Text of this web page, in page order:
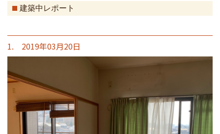
建築中レポート
1. 2019年03月20日